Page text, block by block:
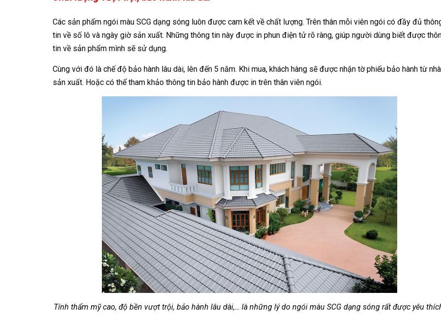
Các sản phẩm ngói màu SCG dạng sóng luôn được cam kết về chất lượng. Trên thân mỗi viên ngói có đầy đủ
tin về số lô và ngày giờ sản xuất. Những thông tin này được in phun điện tử rõ ràng, giúp người dùng biết được
tin về sản phẩm mình sẽ sử dụng.
Cùng với đó là chế độ bảo hành lâu dài, lên đến 5 năm. Khi mua, khách hàng sẽ được nhận tờ phiếu bảo hành từ nhà
sản xuất. Hoặc có thể tham khảo thông tin bảo hành được in trên thân viên ngói.
Tính thẩm mỹ cao, độ bền vượt trội, bảo hành lâu dài,… là những lý do ngói màu SCG dạng sóng rất được yêu